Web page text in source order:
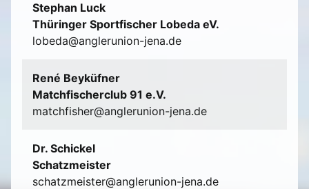
Stephan Luck
Thüringer Sportfischer Lobeda eV.
lobeda@anglerunion-jena.de
René Beyküfner
Matchfischerclub 91 e.V.
matchfisher@anglerunion-jena.de
Dr. Schickel
Schatzmeister
schatzmeister@anglerunion-jena.de